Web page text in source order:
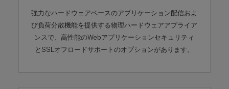
強力なハードウェアベースのアプリケーション配信およ
び負荷分散機能を提供する物理ハードウェアアプライア
ンスで、高性能のWebアプリケーションセキュリティ
とSSLオフロードサポートのオプションがあります。